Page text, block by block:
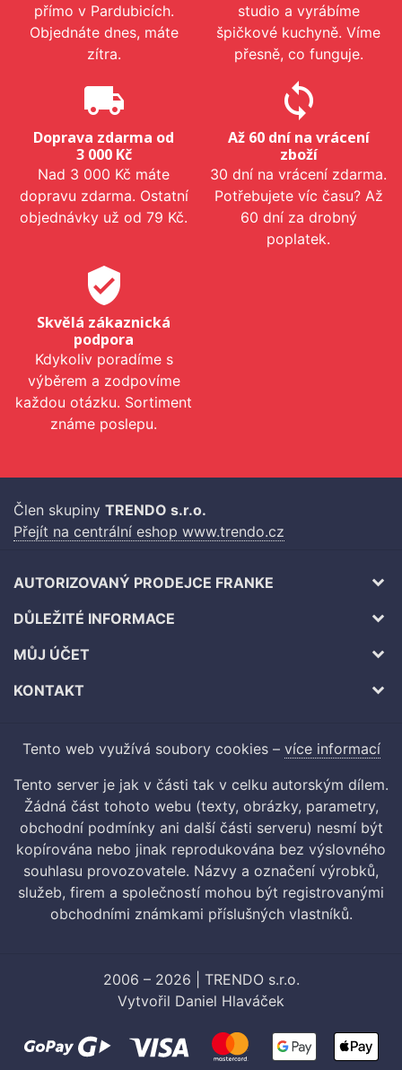
přímo v Pardubicích.
Objednáte dnes, máte
zítra.
studio a vyrábíme
špičkové kuchyně. Víme
přesně, co funguje.
local_shipping
Doprava zdarma od
3 000 Kč
Nad 3 000 Kč máte
dopravu zdarma. Ostatní
objednávky už od 79 Kč.
sync
Až 60 dní na vrácení
zboží
30 dní na vrácení zdarma.
Potřebujete víc času? Až
60 dní za drobný
poplatek.
verified_user
Skvělá zákaznická
podpora
Kdykoliv poradíme s
výběrem a zodpovíme
každou otázku. Sortiment
známe poslepu.
Člen skupiny TRENDO s.r.o.
Přejít na centrální eshop www.trendo.cz
AUTORIZOVANÝ PRODEJCE FRANKE
DŮLEŽITÉ INFORMACE
MŮJ ÚČET
KONTAKT
Tento web využívá soubory cookies – více informací
Tento server je jak v části tak v celku autorským dílem.
Žádná část tohoto webu (texty, obrázky, parametry,
obchodní podmínky ani další části serveru) nesmí být
kopírována nebo jinak reprodukována bez výslovného
souhlasu provozovatele. Názvy a označení výrobků,
služeb, firem a společností mohou být registrovanými
obchodními známkami příslušných vlastníků.
2006 – 2026 | TRENDO s.r.o.
Vytvořil Daniel Hlaváček